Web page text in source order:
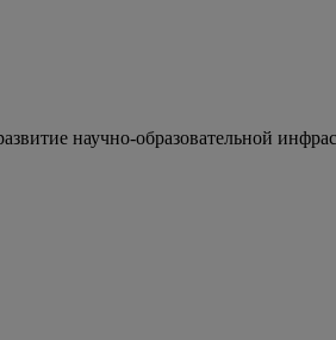
научно-образовательной